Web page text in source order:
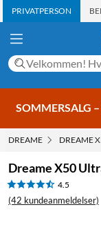
PRIVATPERSON
SOMMERSALG
DREAME DREAME
Dreame X50
4.5
(42 kundeanmeldelser)